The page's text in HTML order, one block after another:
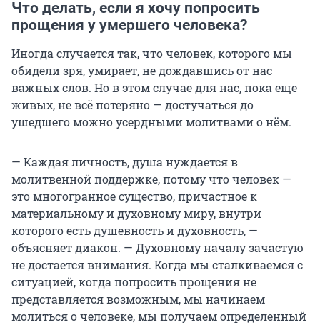
Что делать, если я хочу попросить
прощения у умершего человека?
Иногда случается так, что человек, которого мы
обидели зря, умирает, не дождавшись от нас
важных слов. Но в этом случае для нас, пока еще
живых, не всё потеряно — достучаться до
ушедшего можно усердными молитвами о нём.
— Каждая личность, душа нуждается в
молитвенной поддержке, потому что человек —
это многогранное существо, причастное к
материальному и духовному миру, внутри
которого есть душевность и духовность, —
объясняет диакон. — Духовному началу зачастую
не достается внимания. Когда мы сталкиваемся с
ситуацией, когда попросить прощения не
представляется возможным, мы начинаем
молиться о человеке, мы получаем определенный